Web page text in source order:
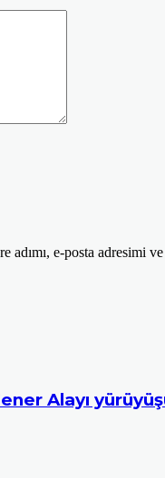
adımı, e-posta adresimi
Alayı